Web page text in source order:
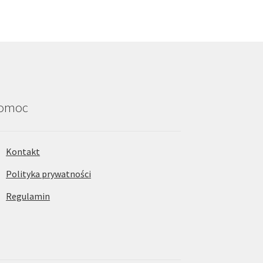
Kontakt
Polityka prywatności
Regulamin